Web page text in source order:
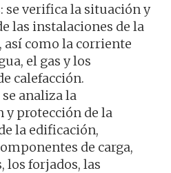
se verifica la situación y
las instalaciones de la
así como la corriente
el gas y los
calefacción.
analiza la
y protección de la
la edificación,
de carga,
los forjados, las